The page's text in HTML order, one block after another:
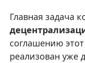
Главная задача
соглашению
реализован уже